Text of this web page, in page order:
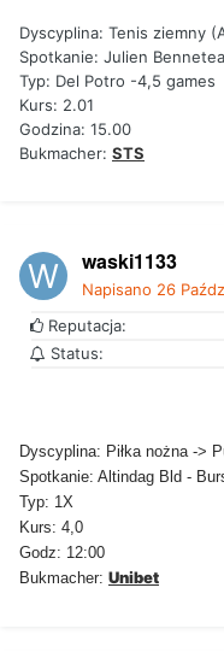
Dyscyplina: Tenis ziemny
Spotkanie: Julien
Typ: Del Potro -4,5 games
Kurs: 2.01
Godzina: 15.00
Bukmacher: STS
waski1133
Napisano 26
Reputacja:
Status:
Dyscyplina: Piłka nożna ->
Spotkanie: Altindag Bld -
Typ: 1X
Kurs: 4,0
Godz: 12:00
Bukmacher: Unibet